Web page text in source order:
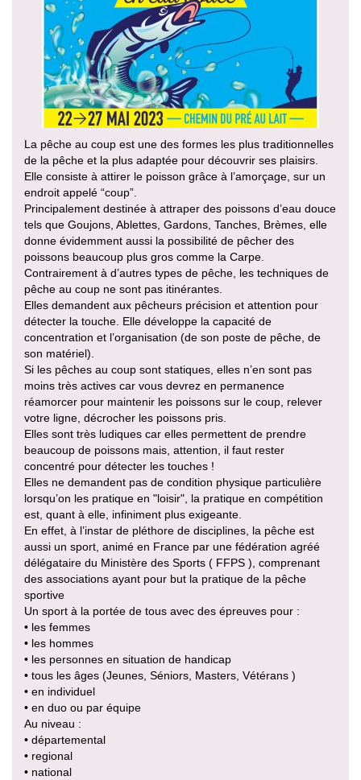
La pêche au coup est une des formes les plus traditionnelles
de la pêche et la plus adaptée pour découvrir ses plaisirs.
Elle consiste à attirer le poisson grâce à l’amorçage, sur un
endroit appelé “coup”.
Principalement destinée à attraper des poissons d’eau douce
tels que Goujons, Ablettes, Gardons, Tanches, Brèmes, elle
donne évidemment aussi la possibilité de pêcher des
poissons beaucoup plus gros comme la Carpe.
Contrairement à d’autres types de pêche, les techniques de
pêche au coup ne sont pas itinérantes.
Elles demandent aux pêcheurs précision et attention pour
détecter la touche. Elle développe la capacité de
concentration et l’organisation (de son poste de pêche, de
son matériel).
Si les pêches au coup sont statiques, elles n’en sont pas
moins très actives car vous devrez en permanence
réamorcer pour maintenir les poissons sur le coup, relever
votre ligne, décrocher les poissons pris.
Elles sont très ludiques car elles permettent de prendre
beaucoup de poissons mais, attention, il faut rester
concentré pour détecter les touches !
Elles ne demandent pas de condition physique particulière
lorsqu’on les pratique en "loisir", la pratique en compétition
est, quant à elle, infiniment plus exigeante.
En effet, à l’instar de pléthore de disciplines, la pêche est
aussi un sport, animé en France par une fédération agréé
délégataire du Ministère des Sports ( FFPS ), comprenant
des associations ayant pour but la pratique de la pêche
sportive
Un sport à la portée de tous avec des épreuves pour :
• les femmes
• les hommes
• les personnes en situation de handicap
• tous les âges (Jeunes, Séniors, Masters, Vétérans )
• en individuel
• en duo ou par équipe
Au niveau :
• départemental
• regional
• national